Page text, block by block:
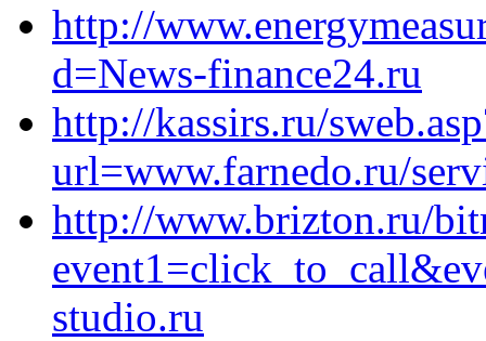
http://
d=News-finance24.ru
http://kassirs.ru/
url=www.farnedo.ru/
http://www.brizton.ru/
studio.ru